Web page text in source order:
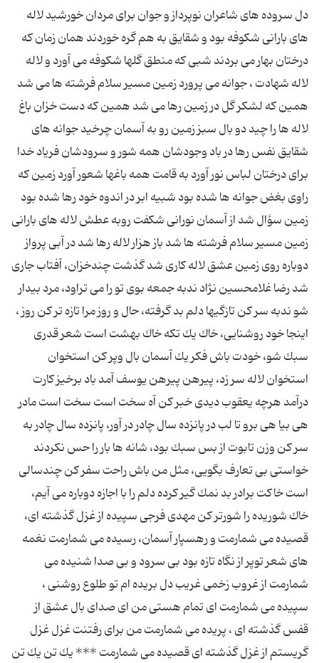
دل سروده هاى شاعران نوپرداز و جوان براى مردان خورشید لاله
هاى بارانى شكوفه بود و شقایق به هم گره خوردند همان زمان كه
درختان بهار مى بردند شبى كه منطق گلها شكوفه مى آورد و لاله
لاله شهادت ، جوانه مى پرورد زمین مسیر سلام فرشته ها مى شد
همین كه لشكر گل در زمین رها مى شد همین كه دست خزان باغ
لاله ها را چید دو بال سبز زمین رو به آسمان چرخید جوانه هاى
شقایق نفس رها در باد وجودشان همه شور و سرودشان فریاد خدا
براى درختان لباس نور آورد به قامت همه باغها شعور آورد زمین كه
راوى بغض جوانه ها شده بود شبیه ابر در اندوه خود رها شده بود
زمین سؤال شد از آسمان نورانى شكفت روبه عطش لاله هاى بارانى
زمین مسیر سلام فرشته ها شد باز هزار لاله رها شد در آبى پرواز
دوباره روى زمین عشق لاله كارى شد گذشت چندخزان، آفتاب جارى
شد رضا غلامحسین نژاد ندبه جمعه بوى تو را مى تراود، مرد بیدار
شو ندبه سر كن تازگیها دلم بد گرفته، حال و روز مرا تازه تر كن روز ،
اینجا خود روشنایى، خاك یك تكه خاك بهشت است شعر قدرى
سبك شو، خودت باش فكر یك آسمان بال وپر كن استخوان
استخوان لاله سر زد، پیرهن پیرهن یوسف آمد باد برخیز كارت
درآمد هرچه یعقوب دیدى خبر كن آه سخت است سخت است مادر
هى بیا هى برو تا لب در پانزده سال چادر در آور، پانزده سال چادر به
سر كن وزن تابوت از بس سبك بود، شانه ها بار را حس نكردند
خواستى بى تعارف بگویى، مثل من باش راحت سفر كن چندسالى
است خاكت برادر بد نمك گیر كرده دلم را با اجازه دوباره مى آیم،
خاك شوریده را شورتر كن مهدى فرجى سپیده از غزل گذشته اى،
قصیده مى شمارمت و رهسپار آسمان، رسیده مى شمارمت نغمه
هاى شعر توپر از نگاه تازه بود بى سرود و بى صدا شنیده مى
شمارمت از غروب زخمى غریب دل بریده ام تو طلوع روشنى ،
سپیده مى شمارمت اى تمام هستى من اى صداى بال عشق از
قفس گذشته اى ، پریده مى شمارمت من براى رفتنت غزل غزل
گریستم از غزل گذشته اى قصیده مى شمارمت *** یك تن یك تن